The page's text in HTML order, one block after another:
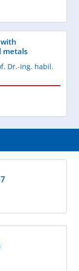
metals
Dr.-Ing. habil.